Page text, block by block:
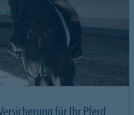
für Ihr Pferd